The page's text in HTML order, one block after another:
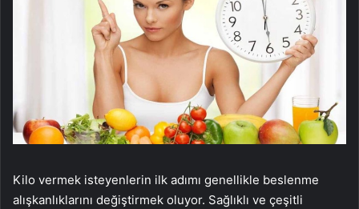
Kilo vermek isteyenlerin ilk adımı genellikle beslenme
alışkanlıklarını değiştirmek oluyor. Sağlıklı ve çeşitli